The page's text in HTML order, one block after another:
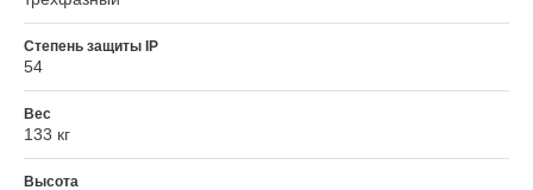
Степень защиты IP
54
Вес
133 кг
Высота